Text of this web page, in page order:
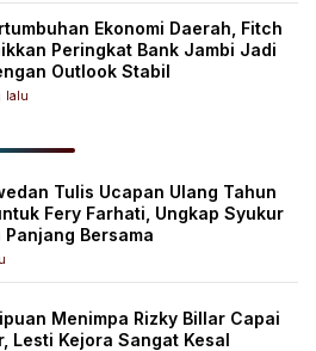
Ekonomi Daerah, Fitch
Peringkat Bank Jambi Jadi
Outlook Stabil
lalu
Tulis Ucapan Ulang Tahun
Fery Farhati, Ungkap Syukur
Bersama
Menimpa Rizky Billar Capai
Lesti Kejora Sangat Kesal